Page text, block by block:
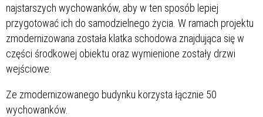
najstarszych wychowanków, aby w ten sposób lepiej
przygotować ich do samodzielnego życia. W ramach projektu
zmodernizowana została klatka schodowa znajdująca się w
części środkowej obiektu oraz wymienione zostały drzwi
wejściowe.
Ze zmodernizowanego budynku korzysta łącznie 50
wychowanków.